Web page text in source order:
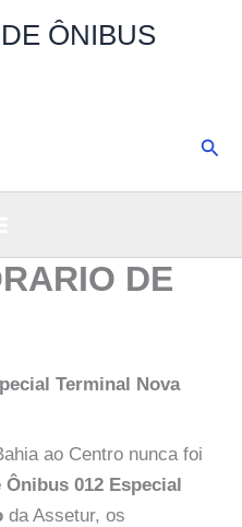
ÔNIBUS
DE
Terminal Nova
ao Centro nunca foi
012 Especial
da Assetur, os